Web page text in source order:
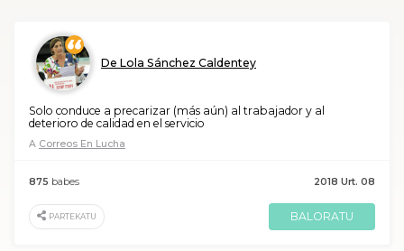
De Lola Sánchez Caldentey
Solo conduce a precarizar (más aún) al trabajador y al
deterioro de calidad en el servicio
A Correos En Lucha
2018 Urt. 08
875 babes
PARTEKATU BALORATU